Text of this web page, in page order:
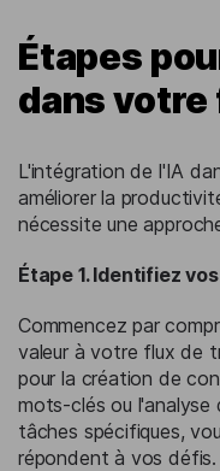
Étapes
dans votre
L'intégration de l'IA
améliorer la
nécessite une
Étape 1. Identifiez
Commencez par
valeur à votre flux de
pour la création de
mots-clés ou
tâches spécifiques,
répondent à vos défis.